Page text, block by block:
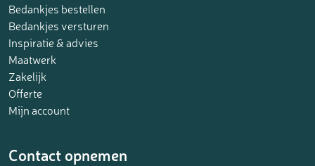
Bedankjes bestellen
Bedankjes versturen
Inspiratie & advies
Maatwerk
Zakelijk
Offerte
Mijn account
Contact opnemen